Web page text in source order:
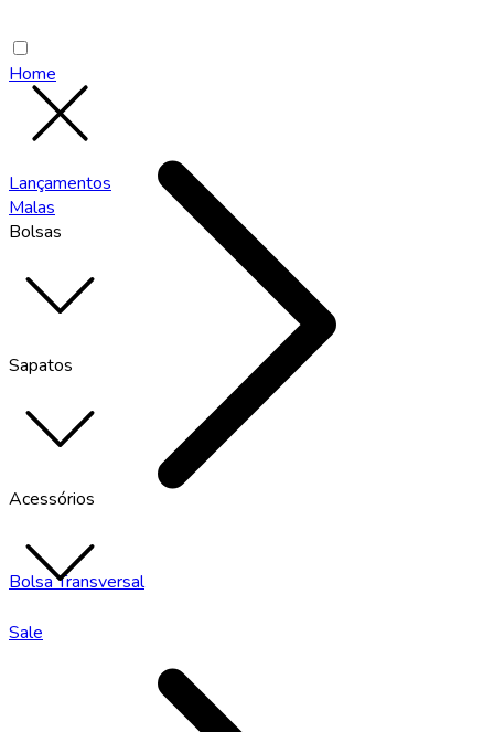
Lançamentos
Malas
Bolsas
Sapatos
Acessórios
Sale
Home
Bolsa Transversal